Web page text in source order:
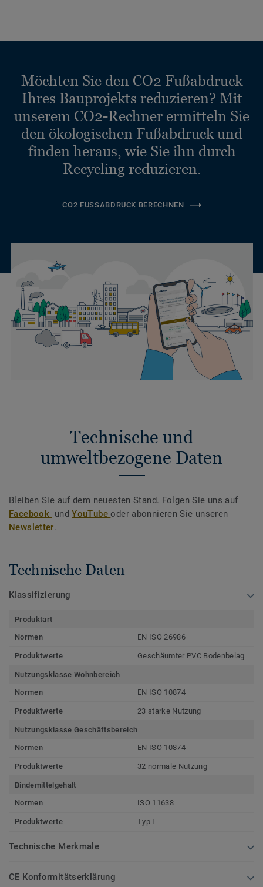
Möchten Sie den CO2 Fußabdruck
Ihres Bauprojekts reduzieren? Mit
unserem CO2-Rechner ermitteln Sie
den ökologischen Fußabdruck und
finden heraus, wie Sie ihn durch
Recycling reduzieren.
CO2 FUSSABDRUCK BERECHNEN
Technische und
umweltbezogene Daten
Bleiben Sie auf dem neuesten Stand. Folgen Sie uns auf
Facebook undYouTubeoder abonnieren Sie unseren
Newsletter.
Technische Daten
Klassifizierung
Produktart
Normen
EN ISO 26986
Produktwerte Geschäumter PVC Bodenbelag
Nutzungsklasse Wohnbereich
Normen
EN ISO 10874
Produktwerte 23 starke Nutzung
Nutzungsklasse Geschäftsbereich
Normen
EN ISO 10874
Produktwerte 32 normale Nutzung
Bindemittelgehalt
Normen
ISO 11638
Produktwerte Typ I
Technische Merkmale
CE Konformitätserklärung